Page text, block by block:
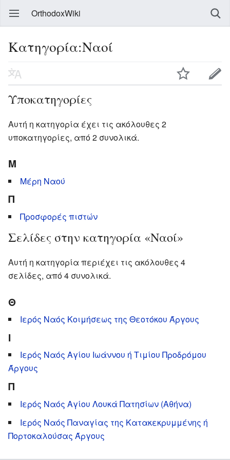
OrthodoxWiki
Κατηγορία:Ναοί
Υποκατηγορίες
Αυτή η κατηγορία έχει τις ακόλουθες 2
υποκατηγορίες, από 2 συνολικά.
Μ
Μέρη Ναού
Π
Προσφορές πιστών
Σελίδες στην κατηγορία «Ναοί»
Αυτή η κατηγορία περιέχει τις ακόλουθες 4
σελίδες, από 4 συνολικά.
Θ
Ιερός Ναός Κοιμήσεως της Θεοτόκου Άργους
Ι
Ιερός Ναός Αγίου Ιωάννου ή Τιμίου Προδρόμου
Άργους
Π
Ιερός Ναός Αγίου Λουκά Πατησίων (Αθήνα)
Ιερός Ναός Παναγίας της Κατακεκρυμμένης ή
Πορτοκαλούσας Άργους